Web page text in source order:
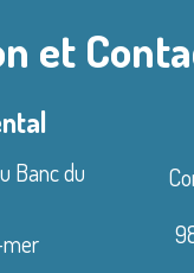
et
Banc du